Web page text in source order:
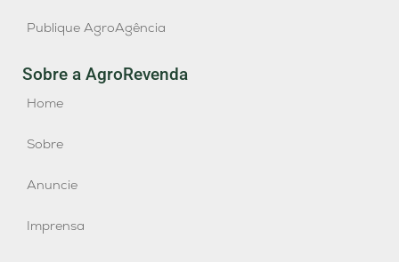
Publique AgroAgência
Sobre a AgroRevenda
Home
Sobre
Anuncie
Imprensa